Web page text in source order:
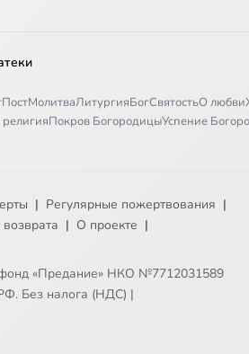
ПостМолитваЛитургияБогСвятостьО любви
Покров БогородицыУспение
| Регулярные пожертвования |
| О проекте |
«Предание» НКО №7712031589
Без налога (НДС) |